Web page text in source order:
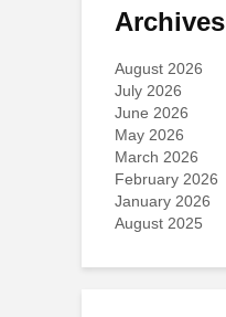
Archives
August 2026
July 2026
June 2026
May 2026
March 2026
February 2026
January 2026
August 2025